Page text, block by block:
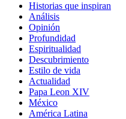
Historias que inspiran
Análisis
Opinión
Profundidad
Espiritualidad
Descubrimiento
Estilo de vida
Actualidad
Papa Leon XIV
México
América Latina